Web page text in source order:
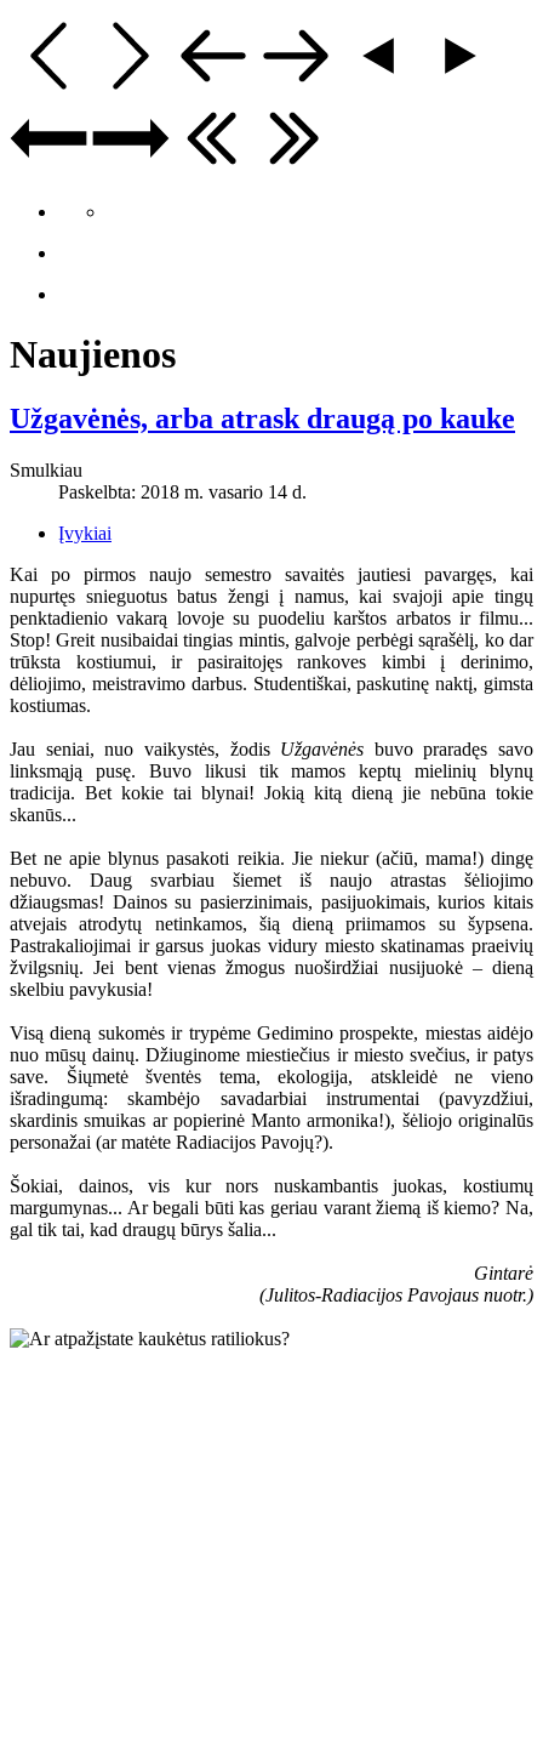
Naujienos
Užgavėnės, arba atrask draugą po kauke
Smulkiau
Paskelbta: 2018 m. vasario 14 d.
Įvykiai
Kai po pirmos naujo semestro savaitės jautiesi pavargęs, kai
nupurtęs snieguotus batus žengi į namus, kai svajoji apie tingų
penktadienio vakarą lovoje su puodeliu karštos arbatos ir filmu...
Stop! Greit nusibaidai tingias mintis, galvoje perbėgi sąrašėlį, ko dar
trūksta kostiumui, ir pasiraitojęs rankoves kimbi į derinimo,
dėliojimo, meistravimo darbus. Studentiškai, paskutinę naktį, gimsta
kostiumas.
Jau seniai, nuo vaikystės, žodis Užgavėnės buvo praradęs savo
linksmąją pusę. Buvo likusi tik mamos keptų mielinių blynų
tradicija. Bet kokie tai blynai! Jokią kitą dieną jie nebūna tokie
skanūs...
Bet ne apie blynus pasakoti reikia. Jie niekur (ačiū, mama!) dingę
nebuvo. Daug svarbiau šiemet iš naujo atrastas šėliojimo
džiaugsmas! Dainos su pasierzinimais, pasijuokimais, kurios kitais
atvejais atrodytų netinkamos, šią dieną priimamos su šypsena.
Pastrakaliojimai ir garsus juokas vidury miesto skatinamas praeivių
žvilgsnių. Jei bent vienas žmogus nuoširdžiai nusijuokė – dieną
skelbiu pavykusia!
Visą dieną sukomės ir trypėme Gedimino prospekte, miestas aidėjo
nuo mūsų dainų. Džiuginome miestiečius ir miesto svečius, ir patys
save. Šiųmetė šventės tema, ekologija, atskleidė ne vieno
išradingumą: skambėjo savadarbiai instrumentai (pavyzdžiui,
skardinis smuikas ar popierinė Manto armonika!), šėliojo originalūs
personažai (ar matėte Radiacijos Pavojų?).
Šokiai, dainos, vis kur nors nuskambantis juokas, kostiumų
margumynas... Ar begali būti kas geriau varant žiemą iš kiemo? Na,
gal tik tai, kad draugų būrys šalia...
Gintarė
(Julitos-Radiacijos Pavojaus nuotr.)